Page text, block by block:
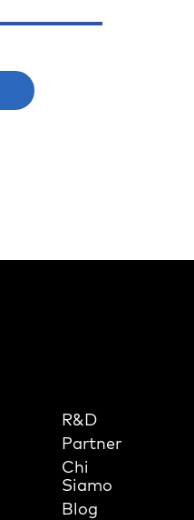
R&D
Partner
Chi
Siamo
Blog